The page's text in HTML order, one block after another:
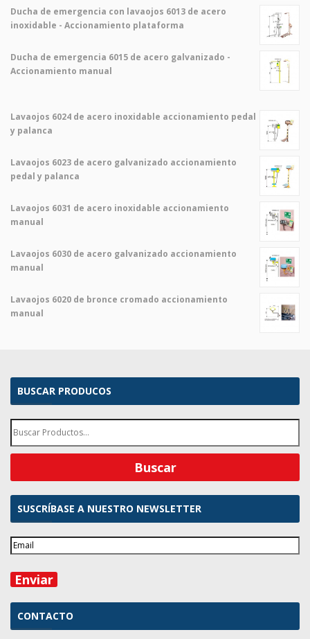
Ducha de emergencia con lavaojos 6013 de acero
inoxidable - Accionamiento plataforma
Ducha de emergencia 6015 de acero galvanizado -
Accionamiento manual
Lavaojos 6024 de acero inoxidable accionamiento pedal
y palanca
Lavaojos 6023 de acero galvanizado accionamiento
pedal y palanca
Lavaojos 6031 de acero inoxidable accionamiento
manual
Lavaojos 6030 de acero galvanizado accionamiento
manual
Lavaojos 6020 de bronce cromado accionamiento
manual
BUSCAR PRODUCOS
SUSCRÍBASE A NUESTRO NEWSLETTER
CONTACTO